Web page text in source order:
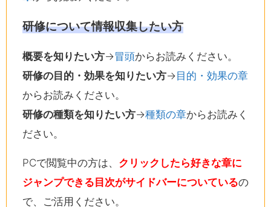
研修について情報収集したい方
概要を知りたい方→冒頭からお読みください。
研修の目的・効果を知りたい方→目的・効果の章
からお読みください。
研修の種類を知りたい方→種類の章からお読みく
ださい。
PCで閲覧中の方は、 クリックしたら好きな章に
ジャンプできる目次がサイドバーについているの
で、ご活用ください。